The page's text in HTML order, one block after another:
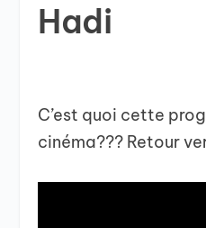
Hadi
C’est quoi cette
cinéma??? Retour